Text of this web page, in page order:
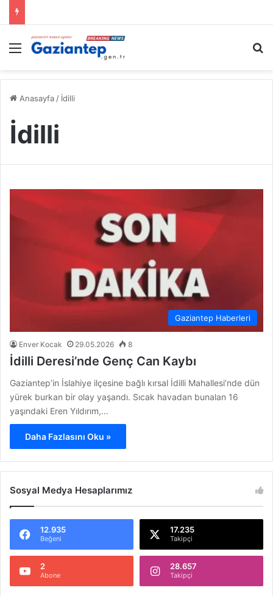
Menü
Anasayfa / İdilli
İdilli
Gaziantep Haberleri
Enver Kocak 29.05.2026 8
İdilli Deresi’nde Genç Can Kaybı
Gaziantep’in İslahiye ilçesine bağlı kırsal İdilli Mahallesi’nde dün
yürek burkan bir olay yaşandı. Sıcak havadan bunalan 16
yaşındaki Eren Yıldırım,…
Daha Fazlasını Oku »
Sosyal Medya Hesaplarımız
12.935
Beğeni
17.235
Takipçi
2
Abone
28.657
Takipçi